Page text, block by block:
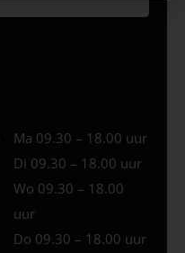
Ma 09.30 – 18.00 uur
Di 09.30 – 18.00 uur
Wo 09.30 – 18.00
uur
Do 09.30 – 18.00 uur